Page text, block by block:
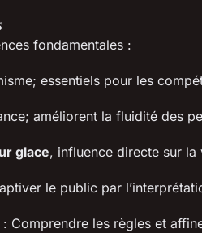
fondamentales :
essentiels pour les
améliorent la fluidité des
glace, influence directe sur
le public par
: Comprendre les règles et